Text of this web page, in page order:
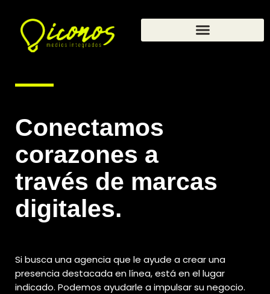
contenido
Conectamos
corazones a
través de marcas
digitales.
Si busca una agencia que le ayude a crear una
presencia destacada en línea, está en el lugar
indicado. Podemos ayudarle a impulsar su negocio.